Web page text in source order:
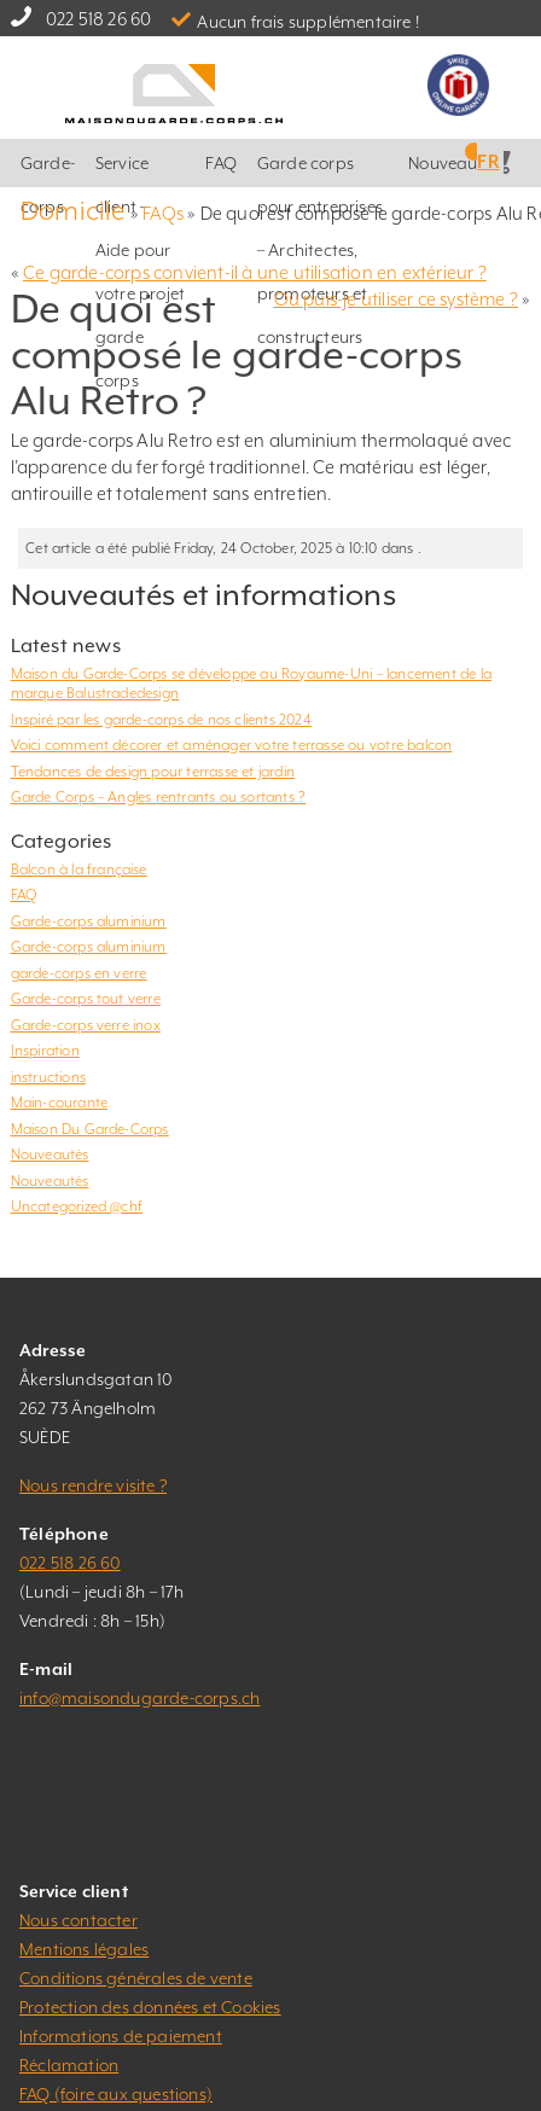
022 518 26 60 Aucun frais supplémentaire !
Garde-
corps
Service
client –
Aide pour
votre projet
garde
corps
FAQ Garde corps
pour entreprises
– Architectes,
promoteurs et
constructeurs
Nouveautés
FR
Domicile»FAQs» De quoi est composé le garde-corps Alu
« Ce garde-corps convient-il à une utilisation en extérieur ?
Où puis-je utiliser ce système ?»
De quoi est
composé le garde-corps
Alu Retro ?
Le garde-corps Alu Retro est en aluminium thermolaqué avec
l’apparence du fer forgé traditionnel. Ce matériau est léger,
antirouille et totalement sans entretien.
Cet article a été publié Friday, 24 October, 2025 à 10:10 dans .
Nouveautés et informations
Latest news
Maison du Garde-Corps se développe au Royaume-Uni – lancement de la
marque Balustradedesign
Inspiré par les garde-corps de nos clients 2024
Voici comment décorer et aménager votre terrasse ou votre balcon
Tendances de design pour terrasse et jardin
Garde Corps – Angles rentrants ou sortants ?
Categories
Balcon à la française
FAQ
Garde-corps aluminium
Garde-corps aluminium
garde-corps en verre
Garde-corps tout verre
Garde-corps verre inox
Inspiration
instructions
Main-courante
Maison Du Garde-Corps
Nouveautés
Nouveautés
Uncategorized @chf
Adresse
Åkerslundsgatan 10
262 73 Ängelholm
SUÈDE
Nous rendre visite ?
Téléphone
022 518 26 60
(Lundi – jeudi 8h – 17h
Vendredi : 8h – 15h)
E-mail
info@maisondugarde-corps.ch
Service client
Nous contacter
Mentions légales
Conditions générales de vente
Protection des données et Cookies
Informations de paiement
Réclamation
FAQ (foire aux questions)